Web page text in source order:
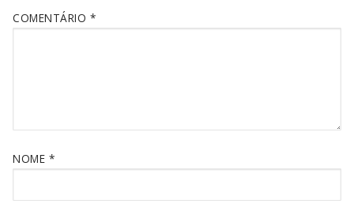
COMENTÁRIO *
NOME *